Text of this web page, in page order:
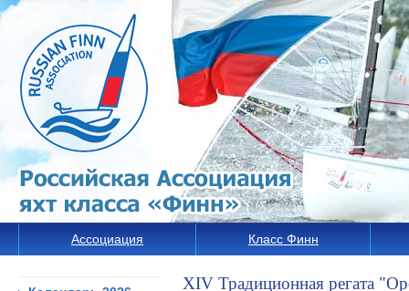
Ассоциация Класс Финн
XIV Традиционная регата